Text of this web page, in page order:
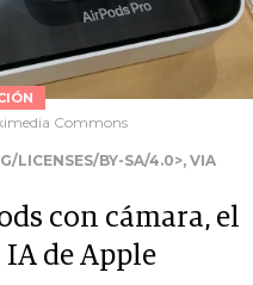
Commons
LICENSES/BY-SA/4.0>, VIA
con cámara, el
de Apple